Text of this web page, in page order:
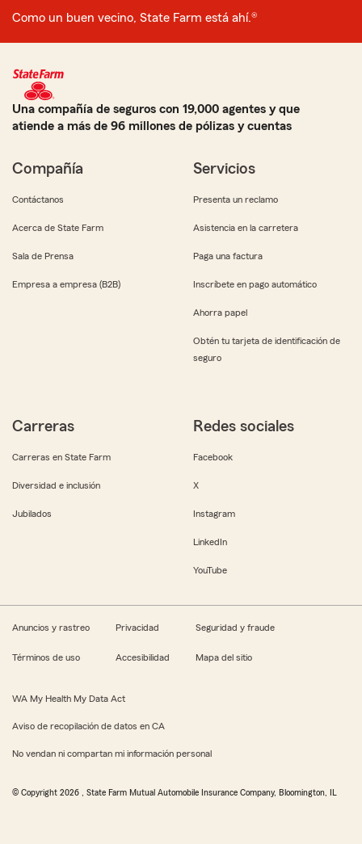
Como un buen vecino, State Farm está ahí.®
Una compañía de seguros con 19,000 agentes y que
atiende a más de 96 millones de pólizas y cuentas
Compañía
Contáctanos
Acerca de State Farm
Sala de Prensa
Empresa a empresa (B2B)
Servicios
Presenta un reclamo
Asistencia en la carretera
Paga una factura
Inscríbete en pago automático
Ahorra papel
Obtén tu tarjeta de identificación de
seguro
Carreras
Carreras en State Farm
Diversidad e inclusión
Jubilados
Redes sociales
Facebook
X
Instagram
LinkedIn
YouTube
Anuncios y rastreo Privacidad Seguridad y fraude
Términos de uso Accesibilidad Mapa del sitio
WA My Health My Data Act
Aviso de recopilación de datos en CA
No vendan ni compartan mi información personal
© Copyright 2026 , State Farm Mutual Automobile Insurance Company, Bloomington, IL